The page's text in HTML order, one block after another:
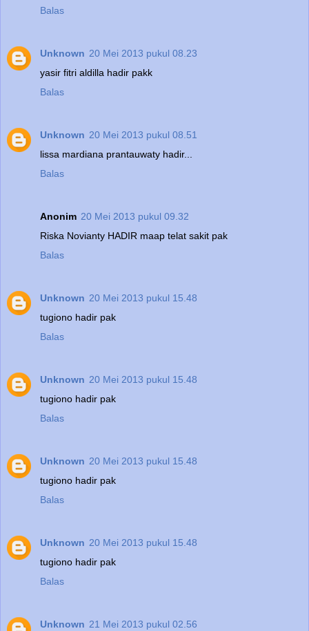
Balas
Unknown 20 Mei 2013 pukul 08.23
yasir fitri aldilla hadir pakk
Balas
Unknown 20 Mei 2013 pukul 08.51
lissa mardiana prantauwaty hadir...
Balas
Anonim 20 Mei 2013 pukul 09.32
Riska Novianty HADIR maap telat sakit pak
Balas
Unknown 20 Mei 2013 pukul 15.48
tugiono hadir pak
Balas
Unknown 20 Mei 2013 pukul 15.48
tugiono hadir pak
Balas
Unknown 20 Mei 2013 pukul 15.48
tugiono hadir pak
Balas
Unknown 20 Mei 2013 pukul 15.48
tugiono hadir pak
Balas
Unknown 21 Mei 2013 pukul 02.56